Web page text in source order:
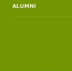
ALUMNI